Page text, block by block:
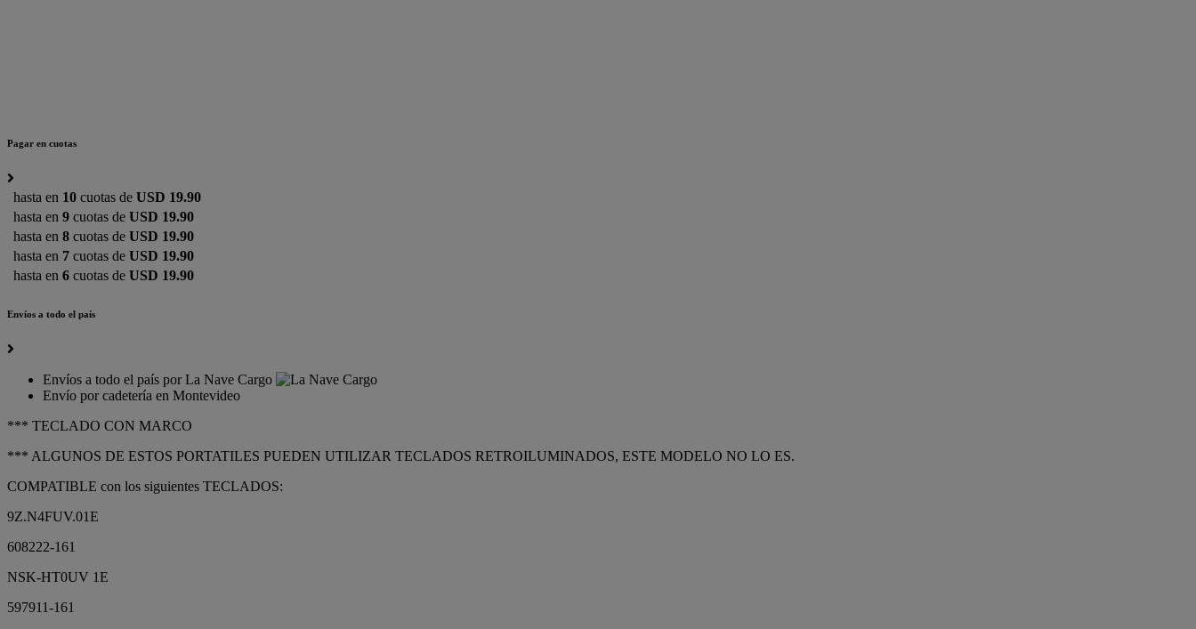
Pagar en cuotas
hasta en 10 cuotas de USD 19.90
hasta en 9 cuotas de USD 19.90
hasta en 8 cuotas de USD 19.90
hasta en 7 cuotas de USD 19.90
hasta en 6 cuotas de USD 19.90
Envíos a todo el país
Envíos a todo el país por La Nave Cargo
Envío por cadetería en Montevideo
*** TECLADO CON MARCO
*** ALGUNOS DE ESTOS PORTATILES PUEDEN UTILIZAR TECLADOS RETROILUMINADOS, ESTE MODELO NO LO ES.
COMPATIBLE con los siguientes TECLADOS:
9Z.N4FUV.01E
608222-161
NSK-HT0UV 1E
597911-161